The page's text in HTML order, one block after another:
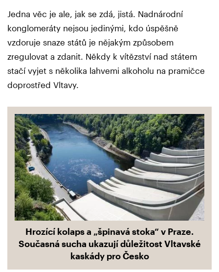
Jedna věc je ale, jak se zdá, jistá. Nadnárodní
konglomeráty nejsou jedinými, kdo úspěšně
vzdoruje snaze států je nějakým způsobem
zregulovat a zdanit. Někdy k vítězství nad státem
stačí vyjet s několika lahvemi alkoholu na pramičce
doprostřed Vltavy.
Hrozící kolaps a „špinavá stoka“ v Praze.
Současná sucha ukazují důležitost Vltavské
kaskády pro Česko